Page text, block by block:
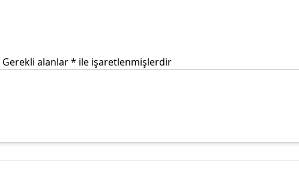
Gerekli alanlar* ile işaretlenmişlerdir